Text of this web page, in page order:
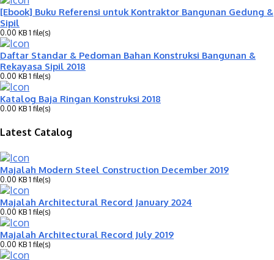
[Ebook] Buku Referensi untuk Kontraktor Bangunan Gedung &
Sipil
0.00 KB 1 file(s)
Daftar Standar & Pedoman Bahan Konstruksi Bangunan &
Rekayasa Sipil 2018
0.00 KB 1 file(s)
Katalog Baja Ringan Konstruksi 2018
0.00 KB 1 file(s)
Latest Catalog
Majalah Modern Steel Construction December 2019
0.00 KB 1 file(s)
Majalah Architectural Record January 2024
0.00 KB 1 file(s)
Majalah Architectural Record July 2019
0.00 KB 1 file(s)